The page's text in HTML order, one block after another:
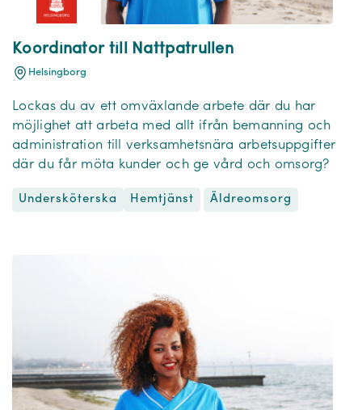
Koordinator till Nattpatrullen
Helsingborg
Lockas du av ett omväxlande arbete där du har
möjlighet att arbeta med allt ifrån bemanning och
administration till verksamhetsnära arbetsuppgifter
där du får möta kunder och ge vård och omsorg?
Undersköterska Hemtjänst Äldreomsorg